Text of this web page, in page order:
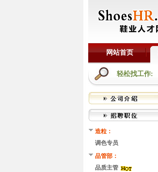
网站首页
轻松找工作:
造粒：
调色专员
品管部：
品质主管